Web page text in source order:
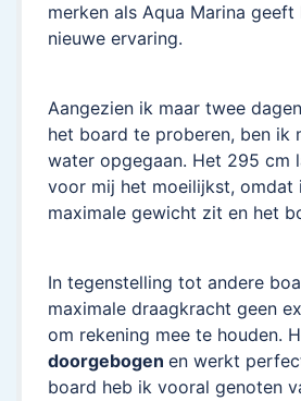
merken als Aqua Marina geeft
nieuwe ervaring.
Aangezien ik maar twee
het board te proberen, ben ik
water opgegaan. Het 295 cm
voor mij het moeilijkst, omdat
maximale gewicht zit en het
In tegenstelling tot andere
maximale draagkracht geen
om rekening mee te houden.
doorgebogen en werkt
board heb ik vooral genoten